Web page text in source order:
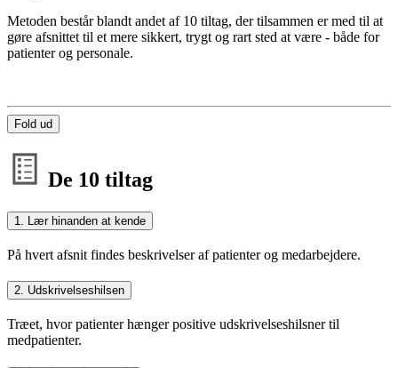
Metoden består blandt andet af 10 tiltag, der tilsammen er med til at
gøre afsnittet til et mere sikkert, trygt og rart sted at være - både for
patienter og personale.
Fold ud
De 10 tiltag
1. Lær hinanden at kende
På hvert afsnit findes beskrivelser af patienter og medarbejdere.
2. Udskrivelseshilsen
Træet, hvor patienter hænger positive udskrivelseshilsner til
medpatienter.